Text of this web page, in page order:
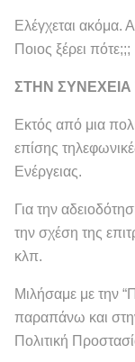
Ελέγχεται ακόμα.
Ποιος ξέρει πότε;;;
ΣΤΗΝ ΣΥΝΕΧΕΙΑ
Εκτός από μια
επίσης
Ενέργειας.
Για την
την σχέση της
κλπ.
Μιλήσαμε με την
παραπάνω και
Πολιτική